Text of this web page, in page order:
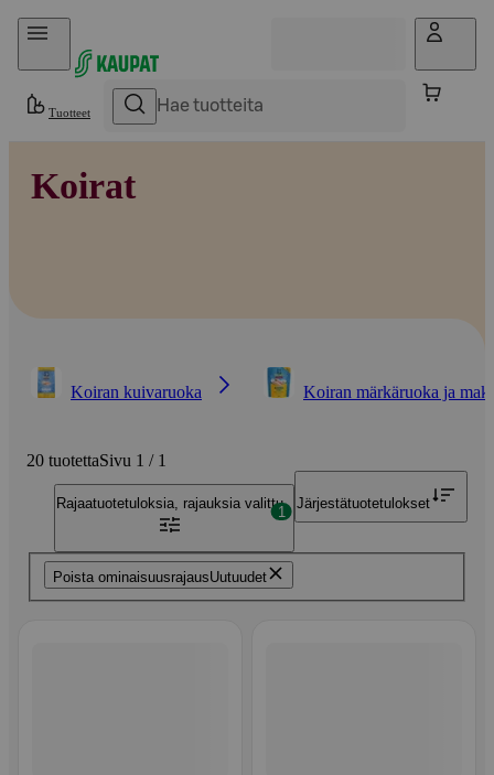
Hyppää sisältöön
Tuotteet
Koirat
Koiran kuivaruoka Koiran märkäruoka ja
20 tuotettaSivu 1 / 1
Poista ominaisuusrajausUutuudet
Rajaatuotetuloksia, rajauksia valittu
1
Järjestätuotetulokset